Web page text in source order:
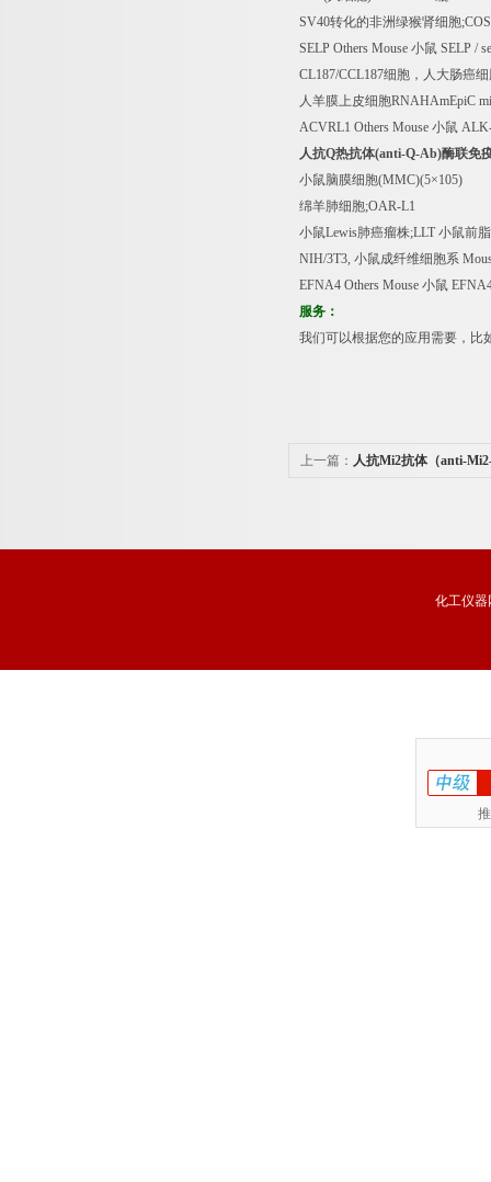
SV40转化的非洲绿猴肾细胞
SELP Others Mouse 小鼠 SELP /
CL187/CCL187细胞，人大肠癌
人羊膜上皮细胞RNAHAmEpiC
ACVRL1 Others Mouse 小鼠
人抗Q热抗体(anti-Q-Ab)酶联免
小鼠脑膜细胞(MMC)(5×105)
绵羊肺细胞;OAR-L1
小鼠Lewis肺癌瘤株;LLT 小鼠前
NIH/3T3, 小鼠成纤维细胞系
EFNA4 Others Mouse 小鼠
服务：
我们可以根据您的应用需要，比
上一篇： 人抗Mi2抗体（anti-
化工仪器